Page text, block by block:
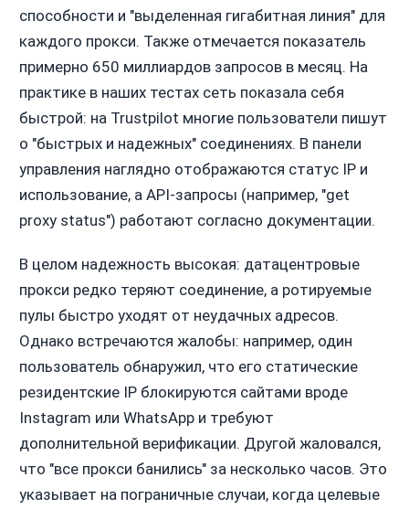
способности и "выделенная гигабитная линия" для
каждого прокси. Также отмечается показатель
примерно 650 миллиардов запросов в месяц. На
практике в наших тестах сеть показала себя
быстрой: на Trustpilot многие пользователи пишут
о "быстрых и надежных" соединениях. В панели
управления наглядно отображаются статус IP и
использование, а API-запросы (например, "get
proxy status") работают согласно документации.
В целом надежность высокая: датацентровые
прокси редко теряют соединение, а ротируемые
пулы быстро уходят от неудачных адресов.
Однако встречаются жалобы: например, один
пользователь обнаружил, что его статические
резидентские IP блокируются сайтами вроде
Instagram или WhatsApp и требуют
дополнительной верификации. Другой жаловался,
что "все прокси банились" за несколько часов. Это
указывает на пограничные случаи, когда целевые